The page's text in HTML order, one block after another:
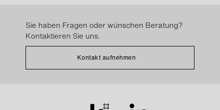
Sie haben Fragen oder wünschen Beratung?
Kontaktieren Sie uns.
Kontakt aufnehmen